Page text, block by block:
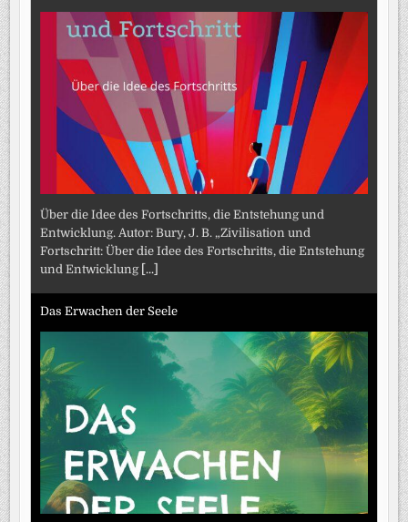
Über die Idee des Fortschritts, die Entstehung und
Entwicklung. Autor: Bury, J. B. „Zivilisation und
Fortschritt: Über die Idee des Fortschritts, die Entstehung
und Entwicklung [...]
Das Erwachen der Seele